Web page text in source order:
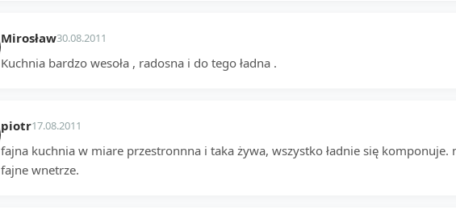
Mirosław30.08.2011
Kuchnia bardzo wesoła , radosna i do tego ładna .
piotr17.08.2011
fajna kuchnia w miare przestronnna i taka żywa, wszystko ładnie się komponuje.
fajne wnetrze.